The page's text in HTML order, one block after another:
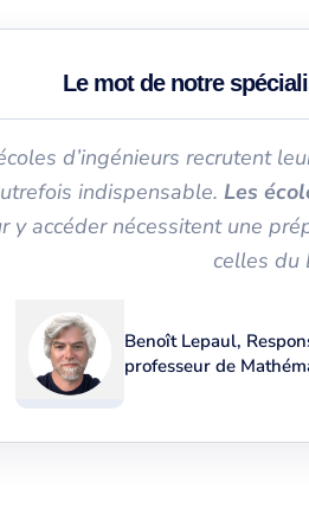
Le mot de notre
d’ingénieurs recrutent
indispensable.Les
y accéder nécessitent une
celles du
Benoît Lepaul,
professeur de